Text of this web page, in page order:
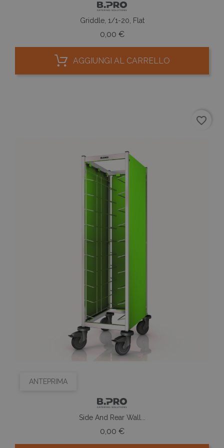
Griddle, 1/1-20, Flat
0,00 €Prezzo
AGGIUNGI AL CARRELLO
ANTEPRIMA
Side And Rear Wall...
0,00 €Prezzo
favorite_border